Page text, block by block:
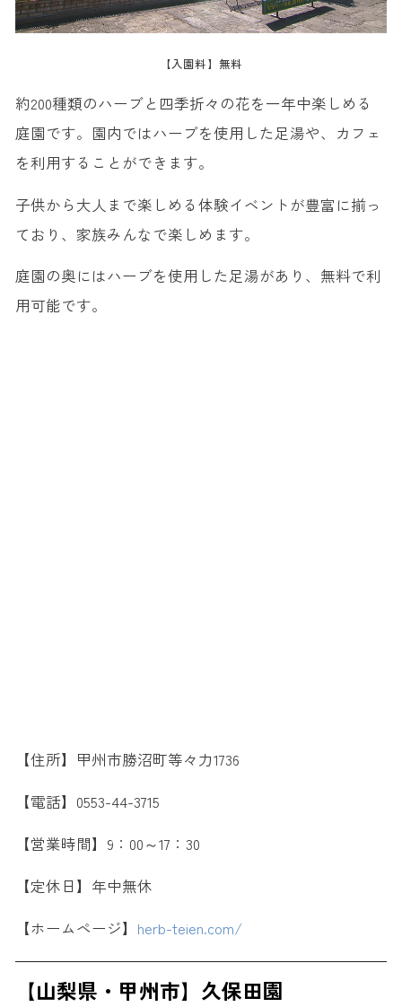
【入園料】無料
約200種類のハーブと四季折々の花を一年中楽しめる
庭園です。園内ではハーブを使用した足湯や、カフェ
を利用することができます。
子供から大人まで楽しめる体験イベントが豊富に揃っ
ており、家族みんなで楽しめます。
庭園の奥にはハーブを使用した足湯があり、無料で利
用可能です。
【住所】甲州市勝沼町等々力1736
【電話】0553-44-3715
【営業時間】9：00～17：30
【定休日】年中無休
【ホームページ】 herb-teien.com/
【山梨県・甲州市】久保田園